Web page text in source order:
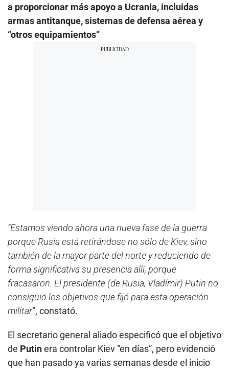
a proporcionar más apoyo a Ucrania, incluidas
armas antitanque, sistemas de defensa aérea y
“otros equipamientos”
“Estamos viendo ahora una nueva fase de la guerra
porque Rusia está retirándose no sólo de Kiev, sino
también de la mayor parte del norte y reduciendo de
forma significativa su presencia allí, porque
fracasaron. El presidente (de Rusia, Vladímir) Putin no
consiguió los objetivos que fijó para esta operación
militar”, constató.
El secretario general aliado especificó que el objetivo
de Putinera controlar Kiev “en días”, pero evidenció
que han pasado ya varias semanas desde el inicio